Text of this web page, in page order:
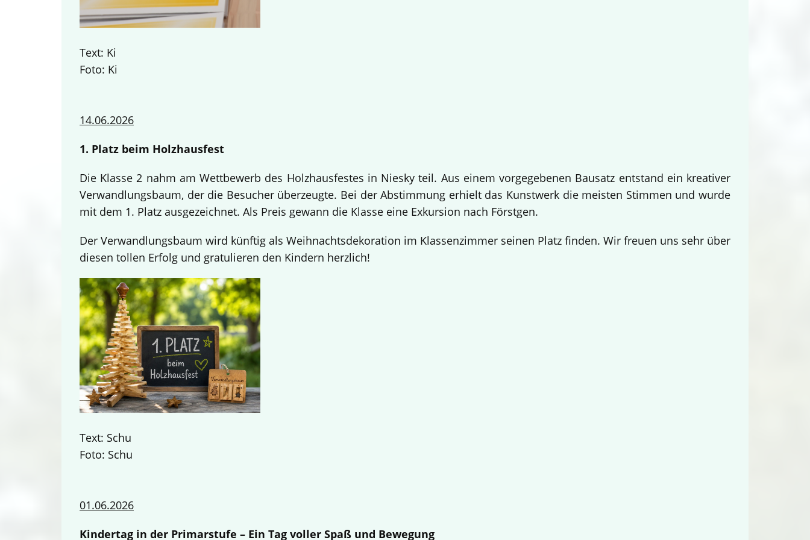
Text: Ki
Foto: Ki
14.06.2026
1. Platz beim Holzhausfest
Die Klasse 2 nahm am Wettbewerb des Holzhausfestes in Niesky teil. Aus einem vorgegebenen Bausatz entstand ein kreativer
Verwandlungsbaum, der die Besucher überzeugte. Bei der Abstimmung erhielt das Kunstwerk die meisten Stimmen und wurde
mit dem 1. Platz ausgezeichnet. Als Preis gewann die Klasse eine Exkursion nach Förstgen.
Der Verwandlungsbaum wird künftig als Weihnachtsdekoration im Klassenzimmer seinen Platz finden. Wir freuen uns sehr über
diesen tollen Erfolg und gratulieren den Kindern herzlich!
Text: Schu
Foto: Schu
01.06.2026
Kindertag in der Primarstufe – Ein Tag voller Spaß und Bewegung